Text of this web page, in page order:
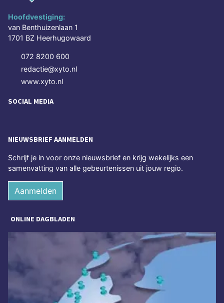
Hoofdvestiging:
van Benthuizenlaan 1
1701 BZ Heerhugowaard
072 8200 600
redactie@xyto.nl
www.xyto.nl
SOCIAL MEDIA
NIEUWSBRIEF AANMELDEN
Schrijf je in voor onze nieuwsbrief en krijg wekelijks een
samenvatting van alle gebeurtenissen uit jouw regio.
Aanmelden
ONLINE DAGBLADEN